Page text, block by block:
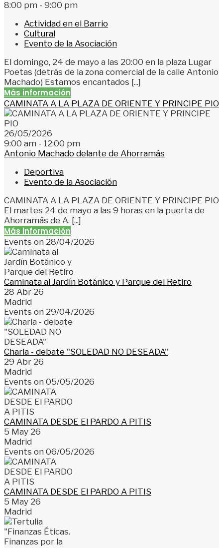
8:00 pm - 9:00 pm
Actividad en el Barrio
Cultural
Evento de la Asociación
El domingo, 24 de mayo a las 20:00 en la plaza Lugar
Poetas (detrás de la zona comercial de la calle Antonio
Machado) Estamos encantados [...]
Más información
CAMINATA A LA PLAZA DE ORIENTE Y PRINCIPE PIO
26/05/2026
9:00 am - 12:00 pm
Antonio Machado delante de Ahorramás
Deportiva
Evento de la Asociación
CAMINATA A LA PLAZA DE ORIENTE Y PRINCIPE PIO
El martes 24 de mayo a las 9 horas en la puerta de
Ahorramás de A. [...]
Más información
Events on 28/04/2026
Caminata al Jardín Botánico y Parque del Retiro
28 Abr 26
Madrid
Events on 29/04/2026
Charla - debate "SOLEDAD NO DESEADA"
29 Abr 26
Madrid
Events on 05/05/2026
CAMINATA DESDE El PARDO A PITIS
5 May 26
Madrid
Events on 06/05/2026
CAMINATA DESDE El PARDO A PITIS
5 May 26
Madrid